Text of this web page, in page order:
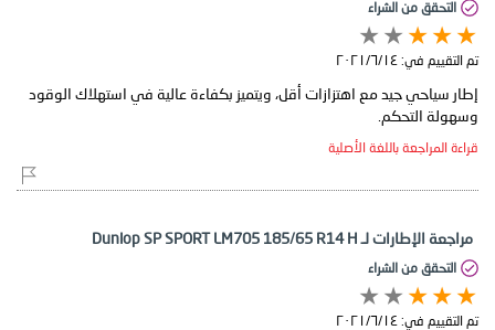
التحقق من الشراء
تم التقييم في: ١٤‏/٦‏/٢٠٢١
إطار سياحي جيد مع اهتزازات أقل، ويتميز بكفاءة عالية في استهلاك الوقود
وسهولة التحكم.
قراءة المراجعة باللغة الأصلية
مراجعة الإطارات لـ Dunlop SP SPORT LM705 185/65 R14 H
التحقق من الشراء
تم التقييم في: ١٤‏/٦‏/٢٠٢١